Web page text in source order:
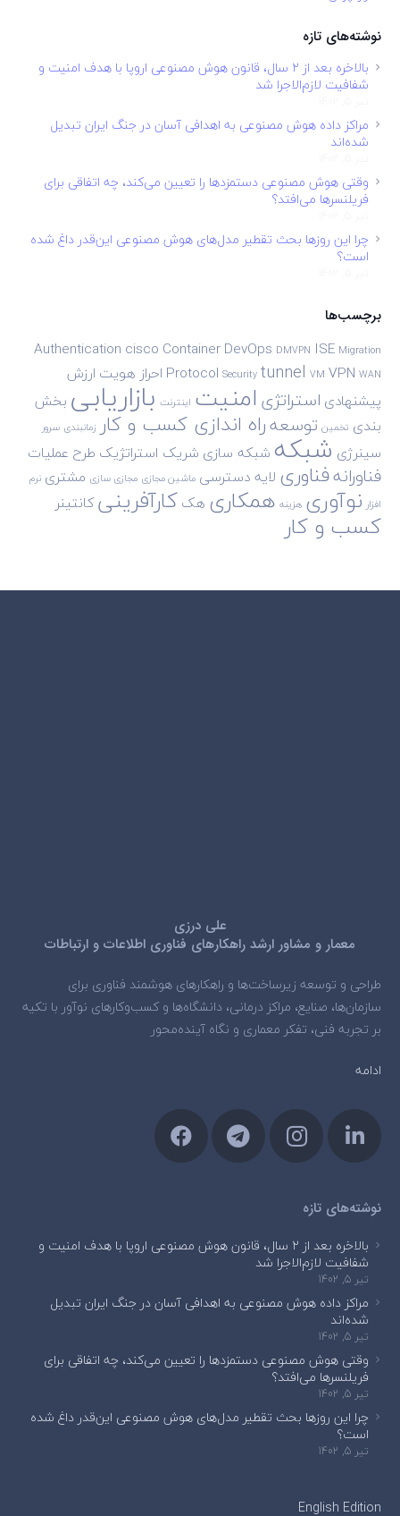
نوشته‌های تازه
بالاخره بعد از ۲ سال، قانون هوش مصنوعی اروپا با هدف امنیت و
شفافیت لازم‌الاجرا شد
مراکز داده هوش مصنوعی به اهدافی آسان در جنگ ایران تبدیل
شده‌اند
وقتی هوش مصنوعی دستمزدها را تعیین می‌کند، چه اتفاقی برای
فریلنسرها می‌افتد؟
چرا این روزها بحث تقطیر مدل‌های هوش مصنوعی این‌قدر داغ شده
است؟
برچسب‌ها
Authentication cisco ContainerDevOps DMVPN ISE Migration
Protocol Security tunnel VM VPN WAN احراز هویت ارزش
پیشنهادی استراتژی امنیت اینترنت بازاریابیبخش
بندی تخمین توسعهراه اندازی کسب و کار زمانبندی سرور
سینرژی شبکه شبکه سازی شریک استراتژیک طرح عملیات
فناورانهفناوری لایه دسترسی ماشین مجازی مجازی سازی مشتری نرم
افزار نوآوری هزینه همکاری هککارآفرینیکانتینر
کسب و کار
علی درزی
معمار و مشاور ارشد راهکارهای فناوری اطلاعات و ارتباطات
طراحی و توسعه زیرساخت‌ها و راهکارهای هوشمند فناوری برای
سازمان‌ها، صنایع، مراکز درمانی، دانشگاه‌ها و کسب‌وکارهای نوآور با تکیه
بر تجربه فنی، تفکر معماری و نگاه آینده‌محور
ادامه
نوشته‌های تازه
بالاخره بعد از ۲ سال، قانون هوش مصنوعی اروپا با هدف امنیت و
شفافیت لازم‌الاجرا شد
تیر 5, 1402
مراکز داده هوش مصنوعی به اهدافی آسان در جنگ ایران تبدیل
شده‌اند
تیر 5, 1402
وقتی هوش مصنوعی دستمزدها را تعیین می‌کند، چه اتفاقی برای
فریلنسرها می‌افتد؟
تیر 5, 1402
چرا این روزها بحث تقطیر مدل‌های هوش مصنوعی این‌قدر داغ شده
است؟
تیر 5, 1402
English Edition